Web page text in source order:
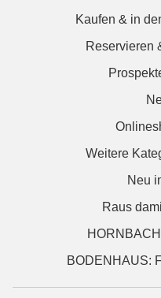
Kaufen & in
Reservieren
Weitere
Neu
Raus
BODENHAUS: